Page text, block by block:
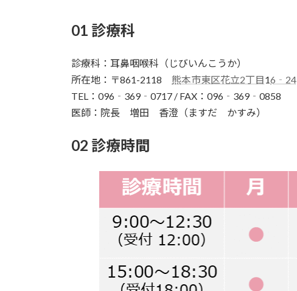
01 診療科
診療科：耳鼻咽喉科（じびいんこうか）
所在地：〒861-2118 熊本市東区花立2丁目16‐24
TEL：096‐369‐0717 / FAX：096‐369‐0858
医師：院長 増田 香澄（ますだ かすみ）
02 診療時間